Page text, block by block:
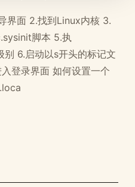
界面 2.找到Linux内核 3.
脚本 5.执
6.启动以s开头的标记文
登录界面 如何设置一个